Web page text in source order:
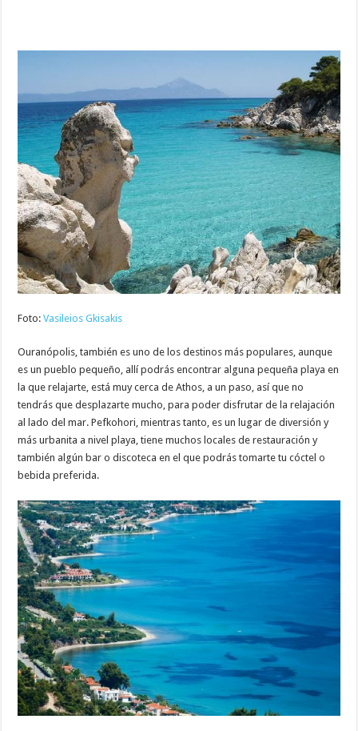
Foto:Vasileios Gkisakis
Ouranópolis, también es uno de los destinos más populares, aunque
es un pueblo pequeño, allí podrás encontrar alguna pequeña playa en
la que relajarte, está muy cerca de Athos, a un paso, así que no
tendrás que desplazarte mucho, para poder disfrutar de la relajación
al lado del mar. Pefkohori, mientras tanto, es un lugar de diversión y
más urbanita a nivel playa, tiene muchos locales de restauración y
también algún bar o discoteca en el que podrás tomarte tu cóctel o
bebida preferida.